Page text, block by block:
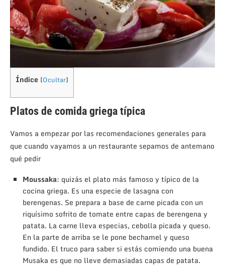
Índice [Ocultar]
Platos de comida griega típica
Vamos a empezar por las recomendaciones generales para
que cuando vayamos a un restaurante sepamos de antemano
qué pedir
Moussaka: quizás el plato más famoso y típico de la
cocina griega. Es una especie de lasagna con
berengenas. Se prepara a base de carne picada con un
riquísimo sofrito de tomate entre capas de berengena y
patata. La carne lleva especias, cebolla picada y queso.
En la parte de arriba se le pone bechamel y queso
fundido. El truco para saber si estás comiendo una buena
Musaka es que no lleve demasiadas capas de patata.